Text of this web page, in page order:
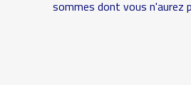
sommes dont vous n'aurez